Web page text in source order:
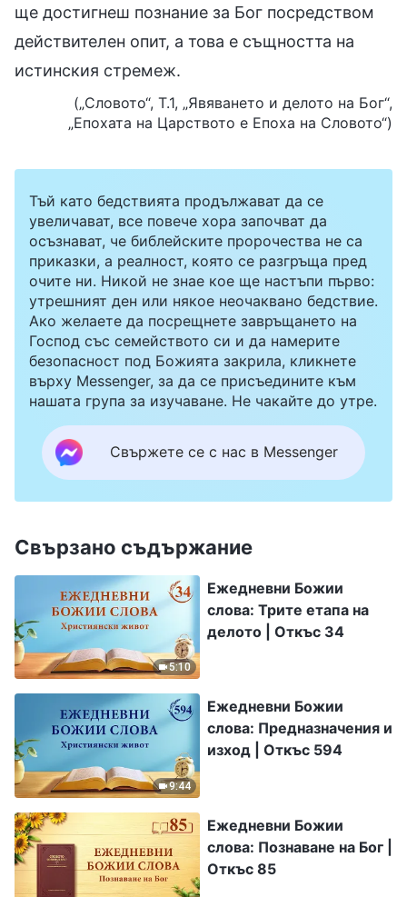
ще достигнеш познание за Бог посредством
действителен опит, а това е същността на
истинския стремеж.
(„Словото“, Т.1, „Явяването и делото на Бог“,
„Епохата на Царството е Епоха на Словото“)
Тъй като бедствията продължават да се
увеличават, все повече хора започват да
осъзнават, че библейските пророчества не са
приказки, а реалност, която се разгръща пред
очите ни. Никой не знае кое ще настъпи първо:
утрешният ден или някое неочаквано бедствие.
Ако желаете да посрещнете завръщането на
Господ със семейството си и да намерите
безопасност под Божията закрила, кликнете
върху Messenger, за да се присъедините към
нашата група за изучаване. Не чакайте до утре.
Свържете се с нас в Messenger
Свързано съдържание
5:10
Ежедневни Божии
слова: Трите етапа на
делото | Откъс 34
9:44
Ежедневни Божии
слова: Предназначения и
изход | Откъс 594
Ежедневни Божии
слова: Познаване на Бог |
Откъс 85